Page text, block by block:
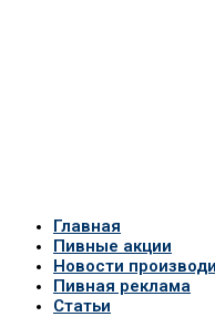
Главная
Пивные акции
Новости
Пивная реклама
Статьи